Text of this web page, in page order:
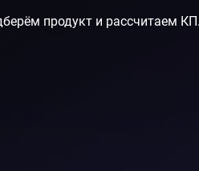
продукт и рассчитаем